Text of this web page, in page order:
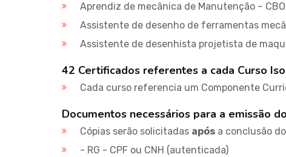
Aprendiz de mecânica de Manutenção –
Assistente de desenho de ferramentas
Assistente de desenhista projetista de
42 Certificados referentes a cada Curso
Cada curso referencia um Componente
Documentos necessários para a emissão
Cópias serão solicitadas após a conclusão
- RG - CPF ou CNH (autenticada)